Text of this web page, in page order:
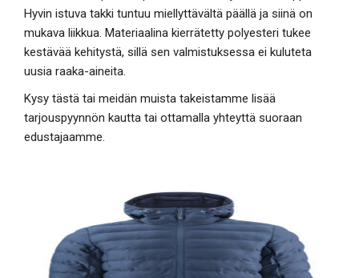
Hyvin istuva takki tuntuu miellyttävältä päällä ja siinä on
mukava liikkua. Materiaalina kierrätetty polyesteri tukee
kestävää kehitystä, sillä sen valmistuksessa ei kuluteta
uusia raaka-aineita.
Kysy tästä tai meidän muista takeistamme lisää
tarjouspyynnön kautta tai ottamalla yhteyttä suoraan
edustajaamme.